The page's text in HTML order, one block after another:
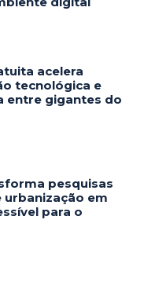
acelera
tecnológica e
entre gigantes do
pesquisas
urbanização em
para o